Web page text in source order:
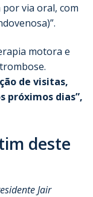
via oral, com
motora e
de visitas,
próximos dias”,
deste
Jair